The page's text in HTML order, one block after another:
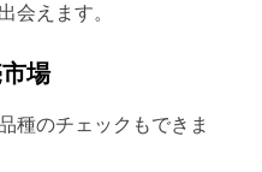
会えます。
場
種のチェックもできま